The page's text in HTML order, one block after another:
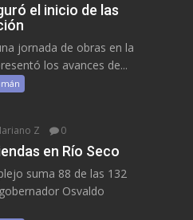
el inicio de las
jornada de obras en la
los avances de...
Z 0
en Río Seco
suma 88 de las 132
Osvaldo